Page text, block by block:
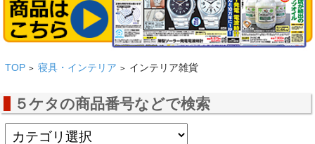
TOP > 寝具・インテリア > インテリア雑貨
５ケタの商品番号などで検索